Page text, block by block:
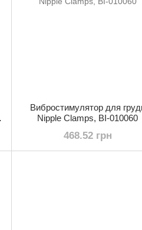
Вибростимулятор для
Nipple Clamps, BI-010060
468.52 грн